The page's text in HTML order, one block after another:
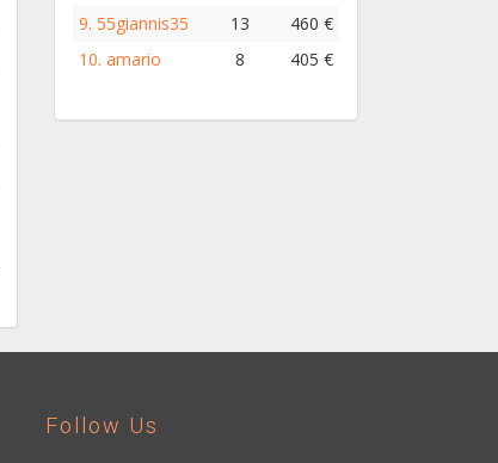
9. 55giannis35 13
460 €
10. amario 8 405 €
Follow Us